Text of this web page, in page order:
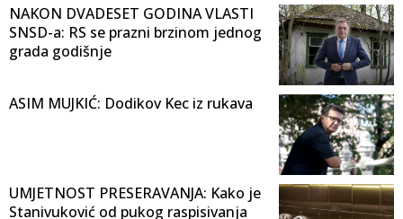
NAKON DVADESET GODINA VLASTI
SNSD-a: RS se prazni brzinom jednog
grada godišnje
ASIM MUJKIĆ: Dodikov Kec iz rukava
UMJETNOST PRESERAVANJA: Kako je
Stanivuković od pukog raspisivanja